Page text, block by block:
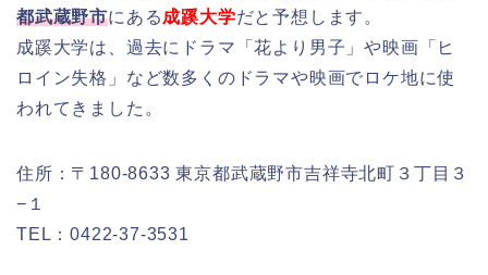
都武蔵野市にある成蹊大学だと予想します。
成蹊大学は、過去にドラマ「花より男子」や映画「ヒ
ロイン失格」など数多くのドラマや映画でロケ地に使
われてきました。
住所：〒180-8633 東京都武蔵野市吉祥寺北町３丁目３
−１
TEL：0422-37-3531